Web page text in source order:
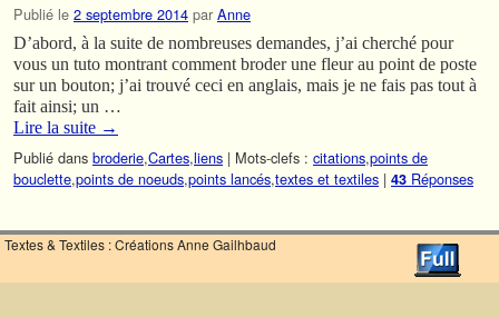
Publié le 2 septembre 2014 par Anne
D’abord, à la suite de nombreuses demandes, j’ai cherché pour
vous un tuto montrant comment broder une fleur au point de poste
sur un bouton; j’ai trouvé ceci en anglais, mais je ne fais pas tout à
fait ainsi; un …
Lire la suite →
Publié dans broderie,Cartes,liens | Mots-clefs : citations,points de
bouclette,points de noeuds,points lancés,textes et textiles | 43 Réponses
Textes & Textiles : Créations Anne Gailhbaud